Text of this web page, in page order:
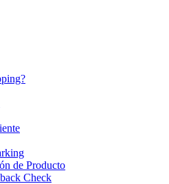
de Producto
Check